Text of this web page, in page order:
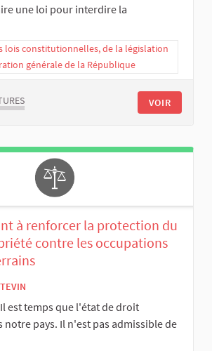
une loi pour interdire la
lois constitutionnelles, de la législation
générale de la République
VOIR
à renforcer la protection du
contre les occupations
Il est temps que l'état de droit
pays. Il n'est pas admissible de